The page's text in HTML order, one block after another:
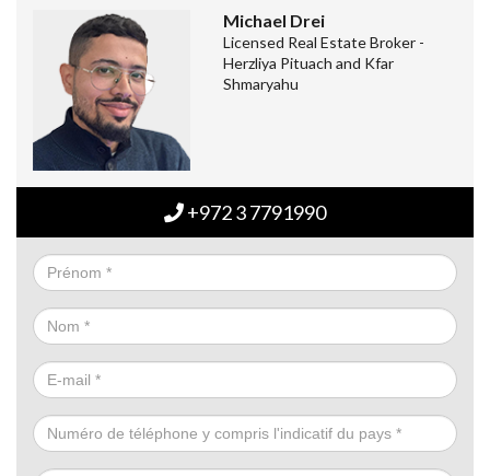
Michael Drei
Licensed Real Estate Broker -
Herzliya Pituach and Kfar
Shmaryahu
+972 3 7791990